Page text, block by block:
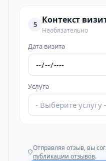
5 Контекст
Необязательно
Дата визита
Услуга
- Выберите услугу -
Отправляя отзыв, вы
публикации отзывов.